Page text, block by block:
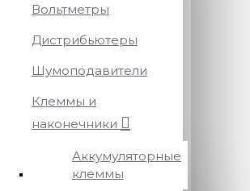
Вольтметры
Дистрибьютеры
Шумоподавители
Клеммы и
наконечники
Аккумуляторные
клеммы